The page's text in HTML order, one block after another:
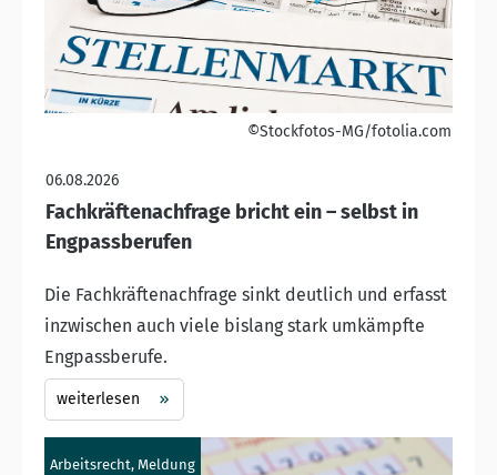
©Stockfotos-MG/fotolia.com
06.08.2026
Fachkräftenachfrage bricht ein – selbst in
Engpassberufen
Die Fachkräftenachfrage sinkt deutlich und erfasst
inzwischen auch viele bislang stark umkämpfte
Engpassberufe.
weiterlesen
Arbeitsrecht, Meldung